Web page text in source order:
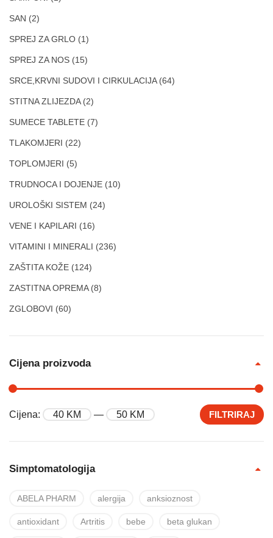
SAN (2)
SPREJ ZA GRLO (1)
SPREJ ZA NOS (15)
SRCE,KRVNI SUDOVI I CIRKULACIJA (64)
STITNA ZLIJEZDA (2)
SUMECE TABLETE (7)
TLAKOMJERI (22)
TOPLOMJERI (5)
TRUDNOCA I DOJENJE (10)
UROLOŠKI SISTEM (24)
VENE I KAPILARI (16)
VITAMINI I MINERALI (236)
ZAŠTITA KOŽE (124)
ZASTITNA OPREMA (8)
ZGLOBOVI (60)
Cijena proizvoda
FILTRIRAJ
Cijena: 40 KM — 50 KM
Simptomatologija
ABELA PHARM alergija anksioznost
antioxidant Artritis bebe beta glukan